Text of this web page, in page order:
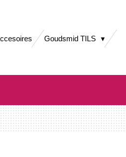
Goudsmid TILS